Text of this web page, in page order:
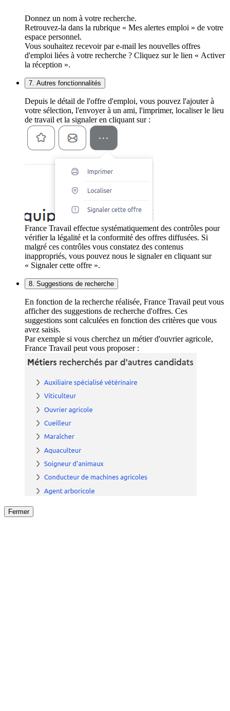
Donnez un nom à votre recherche.
Retrouvez-la dans la rubrique « Mes alertes emploi » de votre
espace personnel.
Vous souhaitez recevoir par e-mail les nouvelles offres
d'emploi liées à votre recherche ? Cliquez sur le lien « Activer
la réception ».
7. Autres fonctionnalités
Depuis le détail de l'offre d'emploi, vous pouvez l'ajouter à
votre sélection, l'envoyer à un ami, l'imprimer, localiser le lieu
de travail et la signaler en cliquant sur :
France Travail effectue systématiquement des contrôles pour
vérifier la légalité et la conformité des offres diffusées. Si
malgré ces contrôles vous constatez des contenus
inappropriés, vous pouvez nous le signaler en cliquant sur
« Signaler cette offre ».
8. Suggestions de recherche
En fonction de la recherche réalisée, France Travail peut vous
afficher des suggestions de recherche d'offres. Ces
suggestions sont calculées en fonction des critères que vous
avez saisis.
Par exemple si vous cherchez un métier d'ouvrier agricole,
France Travail peut vous proposer :
Fermer